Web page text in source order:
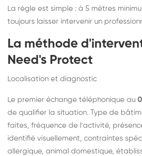
La règle est simple : à 5 mètres
toujours laisser intervenir un
La méthode
Need's Protect
Localisation et diagnostic
Le premier échange téléphonique au
de qualifier la situation. Type de
faites, fréquence de l'activité,
identifié visuellement, contraintes
allergique, animal domestique,